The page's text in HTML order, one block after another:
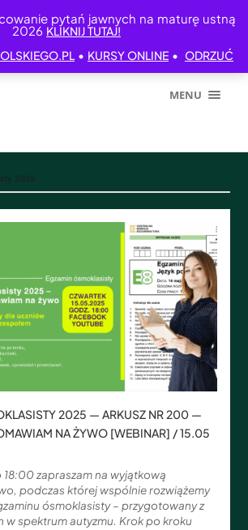
pytań jawnych na maturę ustną
2026 KLIKNIJ TUTAJ!
• KURSY ONLINE • ODRZUĆ
MENU
2025 — ARKUSZ NR 200 —
NA ŻYWO [WEBINAR] / 15.05
18:00 zapraszam na wyjątkową
podczas której wspólnie rozwiążemy
ósmoklasisty – przygotowany z
w spektrum autyzmu. Krok po kroku